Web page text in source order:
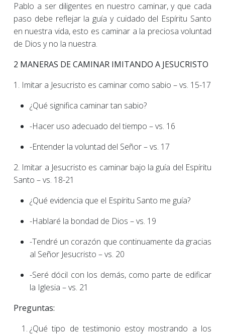
Pablo a ser diligentes en nuestro caminar, y que cada
paso debe reflejar la guía y cuidado del Espíritu Santo
en nuestra vida, esto es caminar a la preciosa voluntad
de Dios y no la nuestra.
2 MANERAS DE CAMINAR IMITANDO A JESUCRISTO
1. Imitar a Jesucristo es caminar como sabio – vs. 15-17
¿Qué significa caminar tan sabio?
-Hacer uso adecuado del tiempo – vs. 16
-Entender la voluntad del Señor – vs. 17
2. Imitar a Jesucristo es caminar bajo la guía del Espíritu
Santo – vs. 18-21
¿Qué evidencia que el Espíritu Santo me guía?
-Hablaré la bondad de Dios – vs. 19
-Tendré un corazón que continuamente da gracias
al Señor Jesucristo – vs. 20
-Seré dócil con los demás, como parte de edificar
la Iglesia – vs. 21
Preguntas:
¿Qué tipo de testimonio estoy mostrando a los